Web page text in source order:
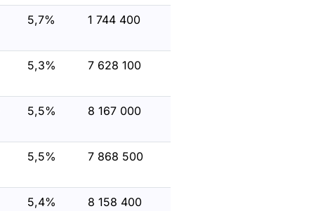
5,7% 1 744 400
5,3% 7 628 100
5,5% 8 167 000
5,5% 7 868 500
5,4% 8 158 400